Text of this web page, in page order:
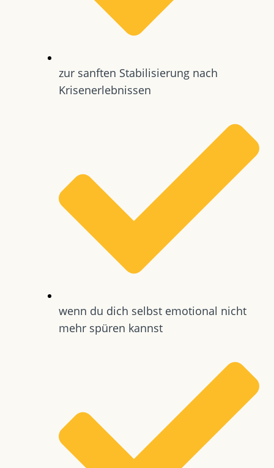
zur sanften Stabilisierung nach
Krisenerlebnissen
wenn du dich selbst emotional nicht
mehr spüren kannst